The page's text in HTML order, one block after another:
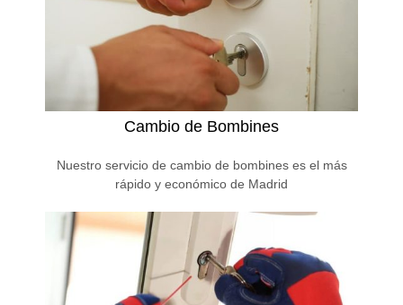
Cambio de Bombines
Nuestro servicio de cambio de bombines es el más
rápido y económico de Madrid